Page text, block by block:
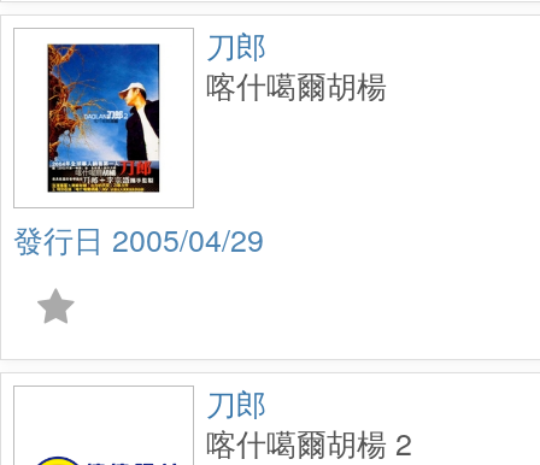
刀郎
喀什噶爾胡楊
2005/04/29
刀郎
喀什噶爾胡楊 2